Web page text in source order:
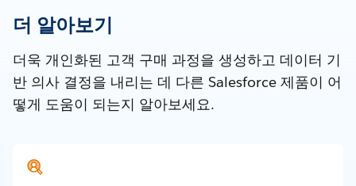
더 알아보기
더욱 개인화된 고객 구매 과정을 생성하고 데이터 기
반 의사 결정을 내리는 데 다른 Salesforce 제품이 어
떻게 도움이 되는지 알아보세요.